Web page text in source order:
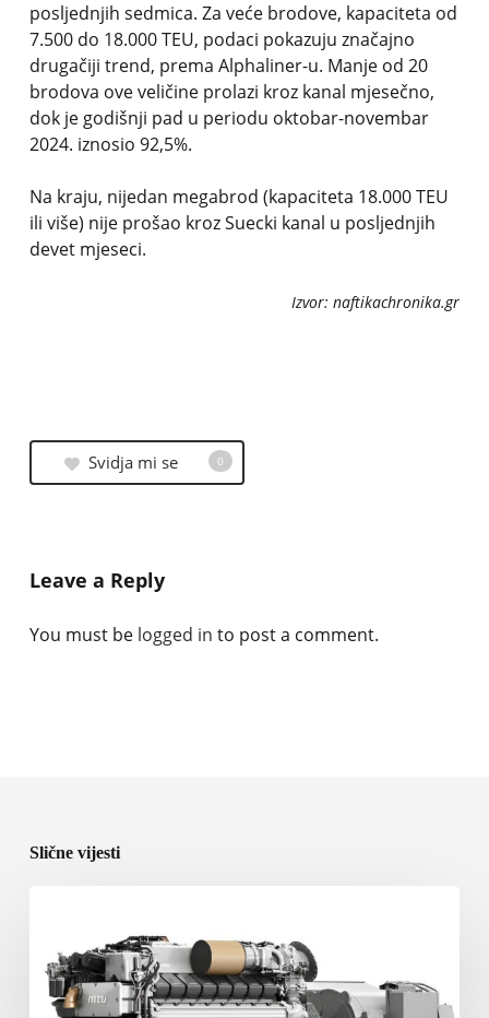
posljednjih sedmica. Za veće brodove, kapaciteta od
7.500 do 18.000 TEU, podaci pokazuju značajno
drugačiji trend, prema Alphaliner-u. Manje od 20
brodova ove veličine prolazi kroz kanal mjesečno,
dok je godišnji pad u periodu oktobar-novembar
2024. iznosio 92,5%.
Na kraju, nijedan megabrod (kapaciteta 18.000 TEU
ili više) nije prošao kroz Suecki kanal u posljednjih
devet mjeseci.
Izvor: naftikachronika.gr
Svidja mi se 0
Leave a Reply
You must be logged in to post a comment.
Slične vijesti
predstavlja
nove
brodske